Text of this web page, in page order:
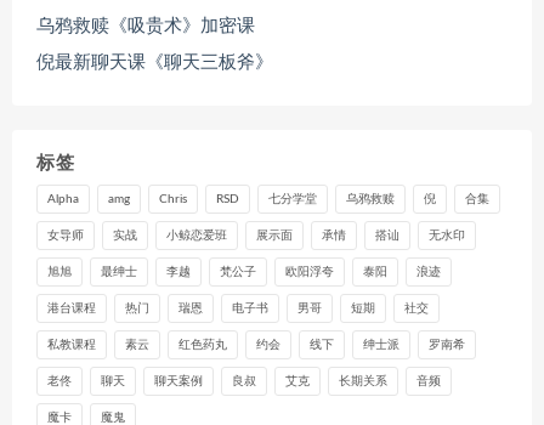
乌鸦救赎《吸贵术》加密课
倪最新聊天课《聊天三板斧》
标签
Alpha amg Chris RSD 七分学堂 乌鸦救赎 倪 合集
女导师 实战 小鲸恋爱班 展示面 承情 搭讪 无水印
旭旭 最绅士 李越 梵公子 欧阳浮夸 泰阳 浪迹
港台课程 热门 瑞恩 电子书 男哥 短期 社交
私教课程 素云 红色药丸 约会 线下 绅士派 罗南希
老佟 聊天 聊天案例 良叔 艾克 长期关系 音频
魔卡 魔鬼